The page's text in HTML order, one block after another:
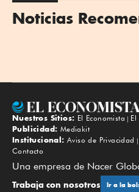
Noticias
Nuestros Sitios: El Economista
Publicidad: Mediakit
Institucional: Aviso de Privacidad
Contacto
Una empresa de Nacer
Trabaja con nosotros Ir a la